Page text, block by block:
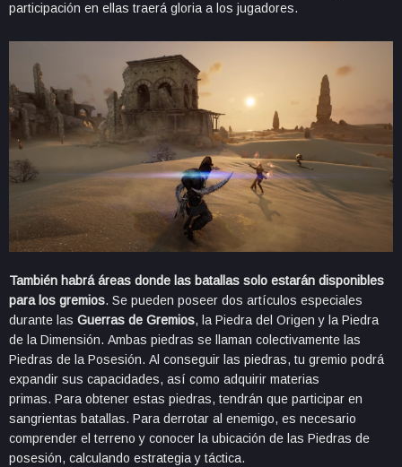
participación en ellas traerá gloria a los jugadores.
También habrá áreas donde las batallas solo estarán disponibles
para los gremios. Se pueden poseer dos artículos especiales
durante las Guerras de Gremios, la Piedra del Origen y la Piedra
de la Dimensión. Ambas piedras se llaman colectivamente las
Piedras de la Posesión. Al conseguir las piedras, tu gremio podrá
expandir sus capacidades, así como adquirir materias
primas. Para obtener estas piedras, tendrán que participar en
sangrientas batallas. Para derrotar al enemigo, es necesario
comprender el terreno y conocer la ubicación de las Piedras de
posesión, calculando estrategia y táctica.